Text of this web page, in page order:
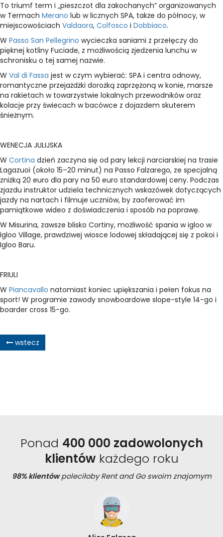
To triumf term i „pieszczot dla zakochanych” organizowanych
w Termach Merano lub w licznych SPA, także do północy, w
miejscowościach Valdaora, Colfosco i Dobbiaco.
W Passo San Pellegrino wycieczka saniami z przełęczy do
pięknej kotliny Fuciade, z możliwością zjedzenia lunchu w
schronisku o tej samej nazwie.
W Val di Fassa jest w czym wybierać: SPA i centra odnowy,
romantyczne przejażdżki dorożką zaprzężoną w konie, marsze
na rakietach w towarzystwie lokalnych przewodników oraz
kolacje przy świecach w bacówce z dojazdem skuterem
śnieżnym.
WENECJA JULIJSKA
W Cortina dzień zaczyna się od pary lekcji narciarskiej na trasie
Lagazuoi (około 15–20 minut) na Passo Falzarego, ze specjalną
zniżką 20 euro dla pary na 50 euro standardowej ceny. Podczas
zjazdu instruktor udziela technicznych wskazówek dotyczących
jazdy na nartach i filmuje uczniów, by zaoferować im
pamiątkowe wideo z doświadczenia i sposób na poprawę.
W Misurina, zawsze blisko Cortiny, możliwość spania w igloo w
Igloo Village, prawdziwej wiosce lodowej składającej się z pokoi i
Igloo Baru.
FRIULI
W Piancavallo natomiast koniec upiększania i pełen fokus na
sport! W programie zawody snowboardowe slope-style 14-go i
boarder cross 15-go.
wstecz
Ponad 400 000 zadowolonych
klientówkażdego roku
98% klientówpoleciłoby Rent and Go swoim znajomym